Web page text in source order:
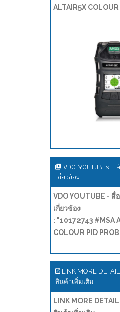
ALTAIR5X
VDO YOUTUBEs -
เกี่ยวข้อง
VDO YOUTUBE - สื่
เกี่ยวข้อง
: "10172743 #MSA
COLOUR PID
LINK MORE
สินค้าเพิ่มเติม
LINK MORE